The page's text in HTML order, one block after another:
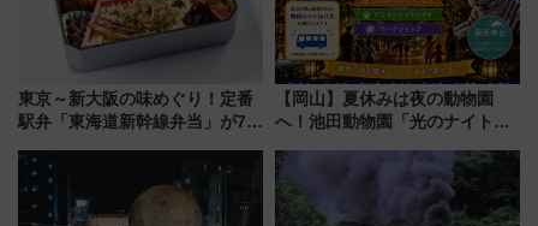
東京～新大阪の味めぐり！定番
駅弁「東海道新幹線弁当」が7月
【岡山】夏休みは夜の動物園
へ！池田動物園「光のナイトズ
な夜